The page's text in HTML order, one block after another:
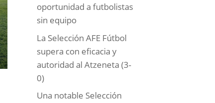
oportunidad a futbolistas
sin equipo
La Selección AFE Fútbol
supera con eficacia y
autoridad al Atzeneta (3-
0)
Una notable Selección